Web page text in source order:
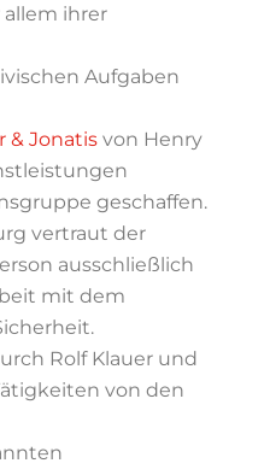
ihrer
Aufgaben
& Jonatis von Henry
geschaffen.
vertraut der
ausschließlich
mit dem
Rolf Klauer und
von den